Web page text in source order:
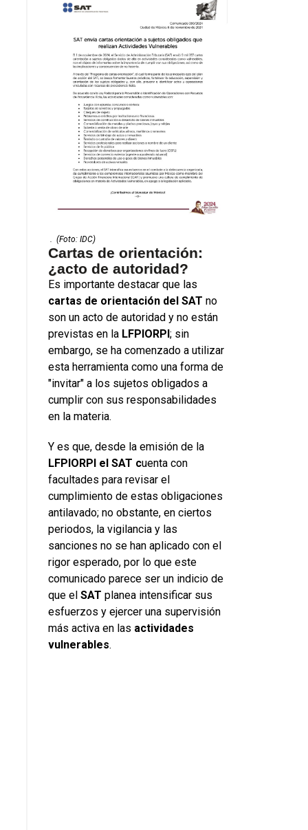
(Foto: IDC)
Cartas de orientación:
¿acto de autoridad?
Es importante destacar que las
cartas de orientación del SAT no
son un acto de autoridad y no están
previstas en la LFPIORPI; sin
embargo, se ha comenzado a utilizar
esta herramienta como una forma de
"invitar" a los sujetos obligados a
cumplir con sus responsabilidades
en la materia.
Y es que, desde la emisión de la
LFPIORPI el SAT cuenta con
facultades para revisar el
cumplimiento de estas obligaciones
antilavado; no obstante, en ciertos
periodos, la vigilancia y las
sanciones no se han aplicado con el
rigor esperado, por lo que este
comunicado parece ser un indicio de
que el SAT planea intensificar sus
esfuerzos y ejercer una supervisión
más activa en las actividades
vulnerables.